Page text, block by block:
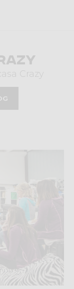
Crazy